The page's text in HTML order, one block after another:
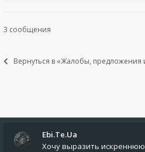
3 сообщения
Вернуться в «Жалобы, предложения
Ebi.Te.Ua